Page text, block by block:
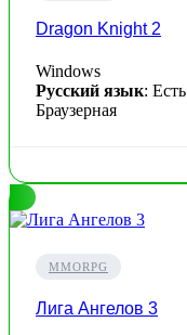
Dragon Knight 2
Windows
Русский язык: Есть
Браузерная
MMORPG
Лига Ангелов 3